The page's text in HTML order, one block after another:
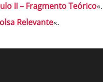
II – Fragmento Teórico«.
Relevante«.